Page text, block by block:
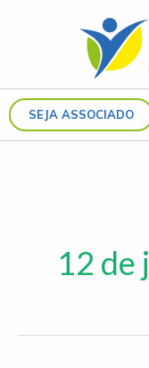
SEJA ASSOCIADO
12 de